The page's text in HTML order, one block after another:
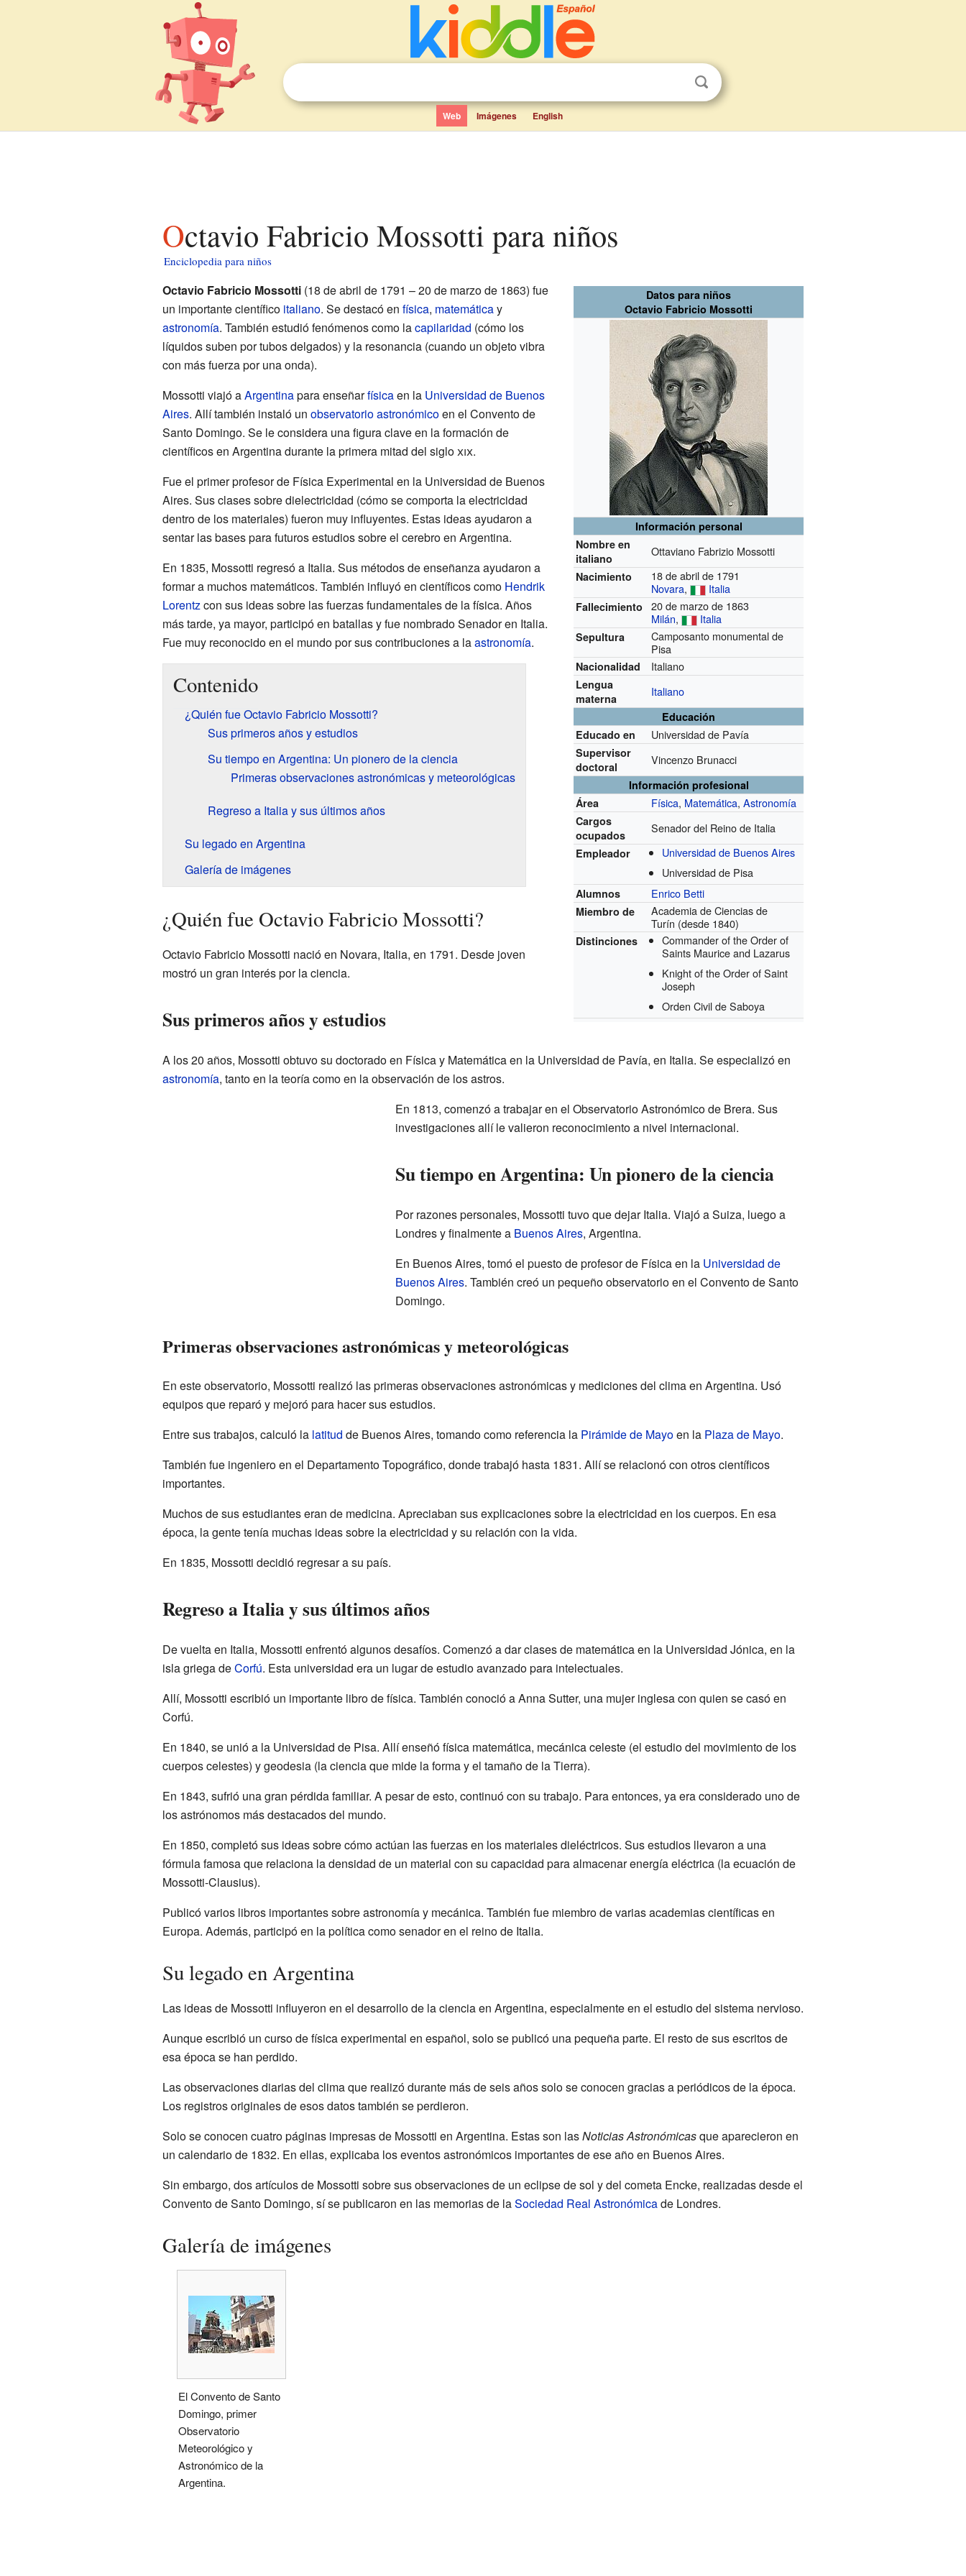
Web Imágenes English
Octavio Fabricio Mossotti para niños
Enciclopedia para niños
Datos para niños
Octavio Fabricio Mossotti
Información personal
Nombre en
italiano
Ottaviano Fabrizio Mossotti
Nacimiento
18 de abril de 1791
Novara, Italia
Fallecimiento
20 de marzo de 1863
Milán, Italia
Sepultura
Camposanto monumental de
Pisa
Nacionalidad Italiano
Lengua
materna
Italiano
Educación
Educado en
Universidad de Pavía
Supervisor
doctoral
Vincenzo Brunacci
Información profesional
Área
Física, Matemática,Astronomía
Cargos
ocupados
Senador del Reino de Italia
Empleador
Universidad de Buenos Aires
Universidad de Pisa
Alumnos Enrico Betti
Miembro de
Academia de Ciencias de
Turín (desde 1840)
Distinciones
Commander of the Order of
Saints Maurice and Lazarus
Knight of the Order of Saint
Joseph
Orden Civil de Saboya
Octavio Fabricio Mossotti(18 de abril de 1791 – 20 de marzo de 1863) fue
un importante científico italiano. Se destacó en física, matemáticay
astronomía. También estudió fenómenos como lacapilaridad (cómo los
líquidos suben por tubos delgados) y la resonancia (cuando un objeto vibra
con más fuerza por una onda).
Mossotti viajó aArgentinapara enseñarfísicaen la Universidad de Buenos
Aires. Allí también instaló un observatorio astronómicoen el Convento de
Santo Domingo. Se le considera una figura clave en la formación de
científicos en Argentina durante la primera mitad del sigloxix.
Fue el primer profesor de Física Experimental en la Universidad de Buenos
Aires. Sus clases sobre dielectricidad (cómo se comporta la electricidad
dentro de los materiales) fueron muy influyentes. Estas ideas ayudaron a
sentar las bases para futuros estudios sobre el cerebro en Argentina.
En 1835, Mossotti regresó a Italia. Sus métodos de enseñanza ayudaron a
formar a muchos matemáticos. También influyó en científicos como Hendrik
Lorentzcon sus ideas sobre las fuerzas fundamentales de la física. Años
más tarde, ya mayor, participó en batallas y fue nombrado Senador en Italia.
Fue muy reconocido en el mundo por sus contribuciones a laastronomía.
Contenido
¿Quién fue Octavio Fabricio Mossotti?
Sus primeros años y estudios
Su tiempo en Argentina: Un pionero de la ciencia
Primeras observaciones astronómicas y meteorológicas
Regreso a Italia y sus últimos años
Su legado en Argentina
Galería de imágenes
¿Quién fue Octavio Fabricio Mossotti?
Octavio Fabricio Mossotti nació en Novara, Italia, en 1791. Desde joven
mostró un gran interés por la ciencia.
Sus primeros años y estudios
A los 20 años, Mossotti obtuvo su doctorado en Física y Matemática en la Universidad de Pavía, en Italia. Se especializó en
astronomía, tanto en la teoría como en la observación de los astros.
En 1813, comenzó a trabajar en el Observatorio Astronómico de Brera. Sus
investigaciones allí le valieron reconocimiento a nivel internacional.
Su tiempo en Argentina: Un pionero de la ciencia
Por razones personales, Mossotti tuvo que dejar Italia. Viajó a Suiza, luego a
Londres y finalmente a Buenos Aires, Argentina.
En Buenos Aires, tomó el puesto de profesor de Física en la Universidad de
Buenos Aires. También creó un pequeño observatorio en el Convento de Santo
Domingo.
Primeras observaciones astronómicas y meteorológicas
En este observatorio, Mossotti realizó las primeras observaciones astronómicas y mediciones del clima en Argentina. Usó
equipos que reparó y mejoró para hacer sus estudios.
Entre sus trabajos, calculó la latitud de Buenos Aires, tomando como referencia la Pirámide de Mayoen la Plaza de Mayo.
También fue ingeniero en el Departamento Topográfico, donde trabajó hasta 1831. Allí se relacionó con otros científicos
importantes.
Muchos de sus estudiantes eran de medicina. Apreciaban sus explicaciones sobre la electricidad en los cuerpos. En esa
época, la gente tenía muchas ideas sobre la electricidad y su relación con la vida.
En 1835, Mossotti decidió regresar a su país.
Regreso a Italia y sus últimos años
De vuelta en Italia, Mossotti enfrentó algunos desafíos. Comenzó a dar clases de matemática en la Universidad Jónica, en la
isla griega deCorfú. Esta universidad era un lugar de estudio avanzado para intelectuales.
Allí, Mossotti escribió un importante libro de física. También conoció a Anna Sutter, una mujer inglesa con quien se casó en
Corfú.
En 1840, se unió a la Universidad de Pisa. Allí enseñó física matemática, mecánica celeste (el estudio del movimiento de los
cuerpos celestes) y geodesia (la ciencia que mide la forma y el tamaño de la Tierra).
En 1843, sufrió una gran pérdida familiar. A pesar de esto, continuó con su trabajo. Para entonces, ya era considerado uno de
los astrónomos más destacados del mundo.
En 1850, completó sus ideas sobre cómo actúan las fuerzas en los materiales dieléctricos. Sus estudios llevaron a una
fórmula famosa que relaciona la densidad de un material con su capacidad para almacenar energía eléctrica (la ecuación de
Mossotti-Clausius).
Publicó varios libros importantes sobre astronomía y mecánica. También fue miembro de varias academias científicas en
Europa. Además, participó en la política como senador en el reino de Italia.
Su legado en Argentina
Las ideas de Mossotti influyeron en el desarrollo de la ciencia en Argentina, especialmente en el estudio del sistema nervioso.
Aunque escribió un curso de física experimental en español, solo se publicó una pequeña parte. El resto de sus escritos de
esa época se han perdido.
Las observaciones diarias del clima que realizó durante más de seis años solo se conocen gracias a periódicos de la época.
Los registros originales de esos datos también se perdieron.
Solo se conocen cuatro páginas impresas de Mossotti en Argentina. Estas son lasNoticias Astronómicasque aparecieron en
un calendario de 1832. En ellas, explicaba los eventos astronómicos importantes de ese año en Buenos Aires.
Sin embargo, dos artículos de Mossotti sobre sus observaciones de un eclipse de sol y del cometa Encke, realizadas desde el
Convento de Santo Domingo, sí se publicaron en las memorias de laSociedad Real Astronómicade Londres.
Galería de imágenes
El Convento de Santo
Domingo, primer
Observatorio
Meteorológico y
Astronómico de la
Argentina.